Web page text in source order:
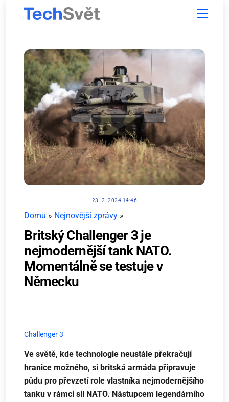
Menu
23. 2. 2024 14:46
Domů » Nejnovější zprávy »
Britský Challenger 3 je
nejmodernější tank NATO.
Momentálně se testuje v
Německu
Challenger 3
Ve světě, kde technologie neustále překračují
hranice možného, si britská armáda připravuje
půdu pro převzetí role vlastníka nejmodernějšího
tanku v rámci sil NATO. Nástupcem legendárního